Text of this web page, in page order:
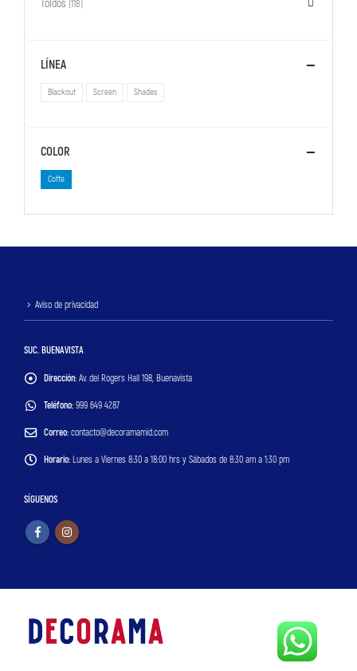
Toldos (118)
LÍNEA
Blackout Screen Shades
COLOR
Coffe
Aviso de privacidad
SUC. BUENAVISTA
Dirección: Av. del Rogers Hall 198, Buenavista
Teléfono: 999 649 4287
Correo: contacto@decoramamid.com
Horario: Lunes a Viernes 8:30 a 18:00 hrs y Sábados de 8:30 am a 1:30 pm
SÍGUENOS